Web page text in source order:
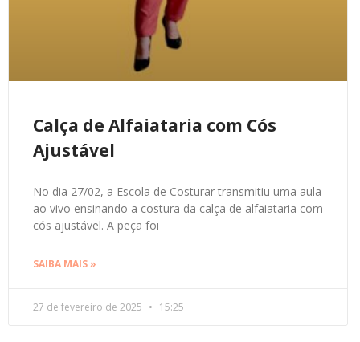
Calça de Alfaiataria com Cós
Ajustável
No dia 27/02, a Escola de Costurar transmitiu uma aula
ao vivo ensinando a costura da calça de alfaiataria com
cós ajustável. A peça foi
SAIBA MAIS »
27 de fevereiro de 2025 15:25